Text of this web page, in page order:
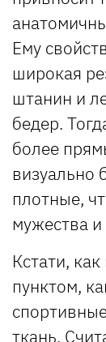
Ему
широкая
штанин и
бедер.
более
визуально
плотные,
мужества и
Кстати,
пунктом,
ткань.